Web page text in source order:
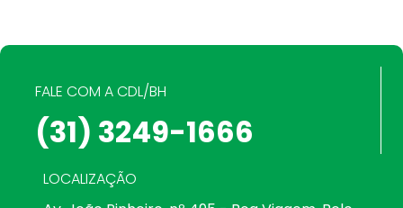
FALE COM A CDL/BH
(31) 3249-1666
LOCALIZAÇÃO